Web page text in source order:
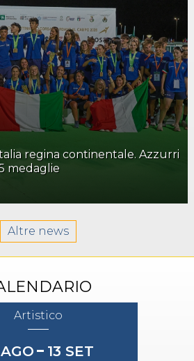
regina continentale. Azzurri
medaglie
Altre news
Artistico
AGO 13 SET